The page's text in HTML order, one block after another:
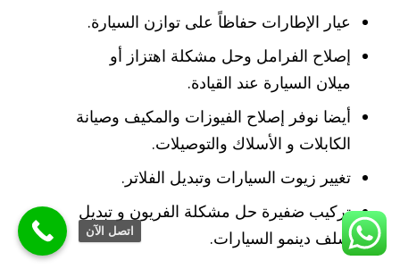
عيار الإطارات حفاظاً على توازن السيارة.
إصلاح الفرامل وحل مشكلة اهتزاز أو
ميلان السيارة عند القيادة.
أيضا نوفر إصلاح الفيوزات والمكيف وصيانة
الكابلات و الأسلاك والتوصيلات.
تغيير زيوت السيارات وتبديل الفلاتر.
تركيب ضفيرة حل مشكلة الفريون و تبديل
سلف دينمو السيارات.
اتصل الآن